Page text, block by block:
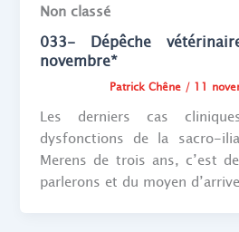
Non classé
033- Dépêche
novembre*
Patrick Chêne/ 11
Les derniers cas
dysfonctions de la sacro-
Merens de trois ans, c’est
parlerons et du moyen